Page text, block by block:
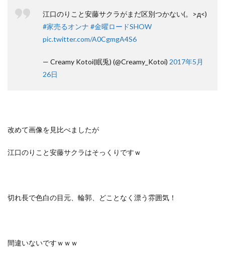
江口のりこと安藤サクラがまだ区別つかない(。>д<)
#家売るオンナ #金曜ロードSHOW
pic.twitter.com/A0CgmgA4S6
— Creamy Kotoi(眠兎) (@Creamy_Kotoi) 2017年5月
26日
改めて画像を見比べましたが
江口のりこと安藤サクラはそっくりですｗ
切れ長で色白の目元、輪郭、どことなく漂う雰囲気！
間違いないですｗｗｗ